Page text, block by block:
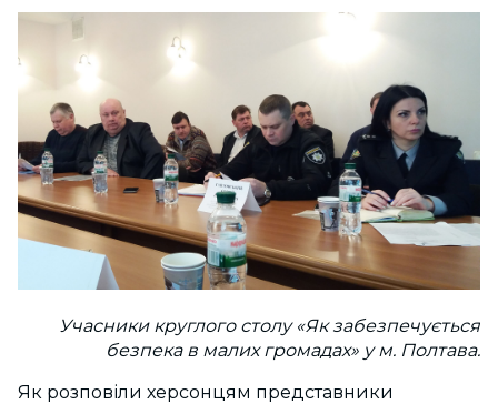
Учасники круглого столу «Як забезпечується
безпека в малих громадах» у м. Полтава.
Як розповіли херсонцям представники